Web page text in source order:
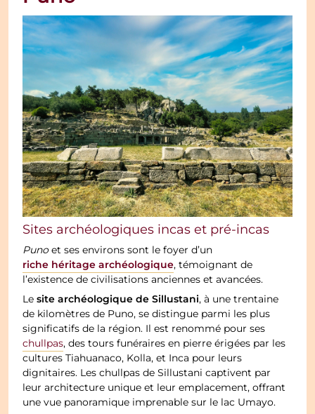
Sites archéologiques incas et pré-incas
Punoet ses environs sont le foyer d’un
riche héritage archéologique, témoignant de
l’existence de civilisations anciennes et avancées.
Lesite archéologique de Sillustani, à une trentaine
de kilomètres de Puno, se distingue parmi les plus
significatifs de la région. Il est renommé pour ses
chullpas, des tours funéraires en pierre érigées par les
cultures Tiahuanaco, Kolla, et Inca pour leurs
dignitaires. Les chullpas de Sillustani captivent par
leur architecture unique et leur emplacement, offrant
une vue panoramique imprenable sur le lac Umayo.